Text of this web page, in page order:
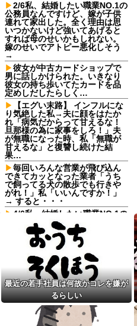
2/6私、結婚したい職業NO.1の
公務員なんですけど、嫁が子供
連れて家出した。全く理由は思
いつかないけど強いてあげると
すれば母のせいかもしれない。
嫁のせいでアトピー悪化しそう
→
彼女が中古カードショップで
男に話しかけられた。いきなり
彼女の持ち歩いてたカードを品
定めしだしたらしく…
【エグい末路】 インフルにな
り気絶した私→夫に顔をはたか
れ「病気だからって甘えるな！
旦那様の為に家事をしろ！」夫
が無職になった時、私「無職が
甘えるな」と復讐し続けた結
果…
毎回いろんな営業が飛び込ん
できてカッとなった業者「うち
で飼ってる犬の散歩でも行きや
がれ！」私「いいんですか！」
→ すると・・・
4/6私、結婚したい職業NO.1の
公務員なんですけど、嫁が子供
連れて家出した。全く理由は思
いつかないけど強いてあげると
すれば母のせいかもしれない。
嫁のせいでアトピー悪化しそう
【衝撃】 日本人「家が何千万
円もするのは狂ってる」大工
「はぁ？じゃ自分で作ってみろ
よ」→結果ｗｗｗｗｗｗ
長男嫁が「お姉ちゃん助け
て」と電話してきた。バカトメ
最近の若手社員は何故かコレを嫌が
るらしい